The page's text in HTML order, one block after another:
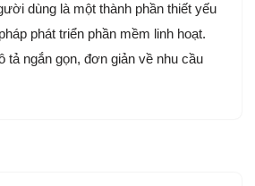
dùng là một thành phần thiết yếu
phát triển phần mềm linh hoạt.
tả ngắn gọn, đơn giản về nhu cầu